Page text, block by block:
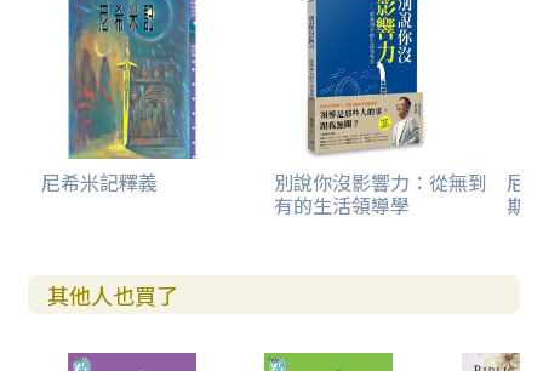
尼希米記釋義 別說你沒影響力：從無到
有的生活領導學
尼
斯
其他人也買了